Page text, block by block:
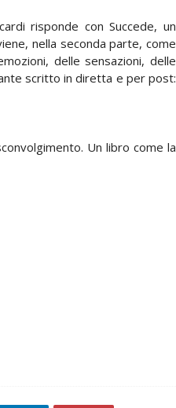
risponde con Succede, un
nella seconda parte, come
delle sensazioni, delle
scritto in diretta e per post:
Un libro come la